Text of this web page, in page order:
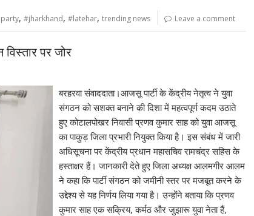
, #jharkhand, #latehar, trending news Leave a comment
पर जोर
बरहरवा संवाददाता।आजसू पार्टी के केंद्रीय नेतृत्व ने युवा
संगठन को सशक्त बनाने की दिशा में महत्वपूर्ण कदम उठाते
हुए कोटालपोखर निवासी प्रणव कुमार साह को युवा आजसू
का पाकुड़ जिला प्रभारी नियुक्त किया है। इस संबंध में जारी
अधिसूचना पर केंद्रीय प्रधान महासचिव रामचंद्र सहिस के
हस्ताक्षर हैं। जानकारी देते हुए जिला अध्यक्ष आलमगीर आलम
ने कहा कि पार्टी संगठन को जमीनी स्तर पर मजबूत करने के
उद्देश्‍य से यह निर्णय लिया गया है। उन्होंने बताया कि प्रणव
कुमार साह एक सक्रिय, कर्मठ और जुझारू युवा नेता हैं,